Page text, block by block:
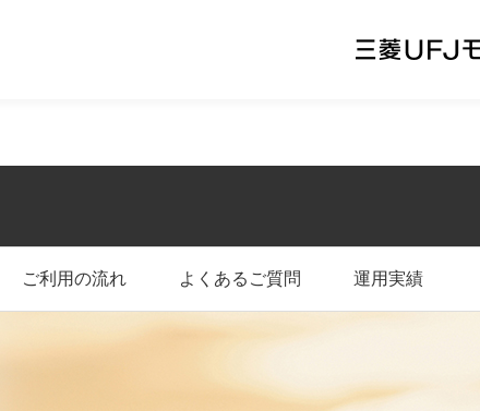
三菱ＵＦＪモ
ご利用の流れ よくあるご質問 運用実績